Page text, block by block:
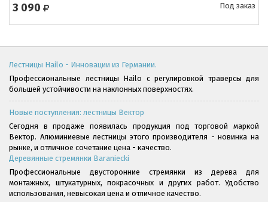
3 090 Под заказ
Лестницы Hailo - Инновации из Германии.
Профессиональные лестницы Hailo с регулировкой траверсы для
большей устойчивости на наклонных поверхностях.
Новые поступления: лестницы Вектор
Сегодня в продаже появилась продукция под торговой маркой
Вектор. Алюминиевые лестницы этого производителя - новинка на
рынке, и отличное сочетание цена - качество.
Деревянные стремянки Baraniecki
Профессиональные двусторонние стремянки из дерева для
монтажных, штукатурных, покрасочных и других работ. Удобство
использования, невысокая цена и отличное качество.